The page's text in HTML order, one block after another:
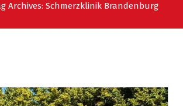
Archives: Schmerzklinik Brandenburg